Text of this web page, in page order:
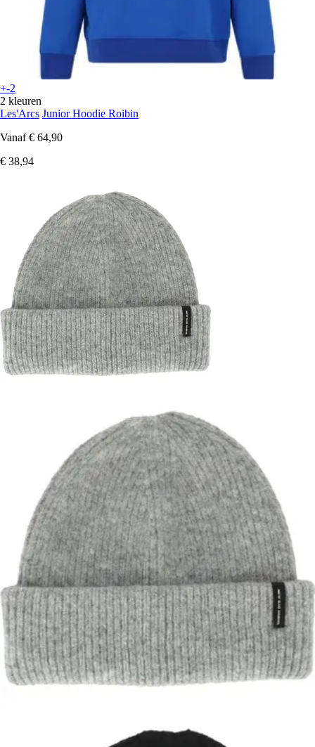
+-2
2 kleuren
Les'Arcs Junior Hoodie Roibin
Vanaf € 64,90
€ 38,94